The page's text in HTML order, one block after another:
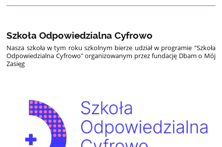
Szkoła Odpowiedzialna Cyfrowo
Nasza szkoła w tym roku szkolnym bierze udział w programie "Szkoła
Odpowiedzialna Cyfrowo" organizowanym przez fundację Dbam o Mój
Zasięg